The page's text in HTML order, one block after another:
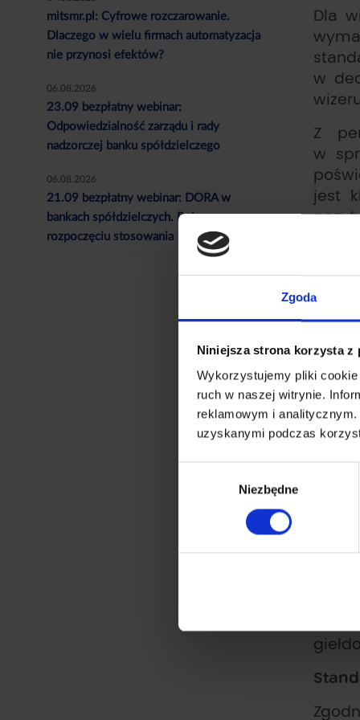
Zgoda
Niniejsza strona korzysta z
Wykorzystujemy pliki
ruch w naszej witrynie.
reklamowym i
uzyskanymi podczas
Niezbędne
mitsmr.pl: Cyfrowe rozczarowanie.
Dlaczego w wielu firmach automatyzacja
nie przynosi efektów?
06.08.2026
23.09 bezpłatny webinar:
Odpowiedzialność zarządu i rady
nadzorczej banku spółdzielczego
06.08.2026
21.09 bezpłatny webinar: DORA w
bankach spółdzielczych. Rok po
rozpoczęciu stosowania
Dla
w
Z
w
jest
z
na
i
mln